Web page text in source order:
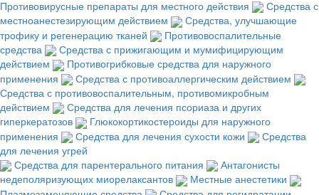
Противовирусные препараты для местного действия
Средства с
местноанестезирующим действием
Средства, улучшающие
трофику и регенерацию тканей
Противовоспалительные
средства
Средства с прижигающим и мумифицирующим
действием
Противогрибковые средства для наружного
применения
Средства с противоаллергическим действием
Средства с противовоспалительным, противомикробным
действием
Средства для лечения псориаза и других
гиперкератозов
Глюкокортикостероиды для наружного
применения
Средства для лечения сухости кожи
Средства
для лечения угрей
Средства для парентерального питания
Антагонисты
недеполяризующих миорелаксантов
Местные анестетики